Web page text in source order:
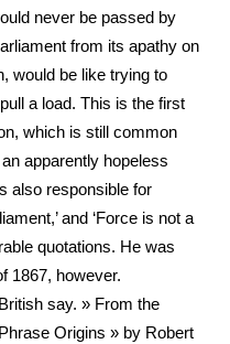
never be passed by
from its apathy on
would be like trying to
a load. This is the first
which is still common
apparently hopeless
also responsible for
and ‘Force is not a
quotations. He was
1867, however.
say. » From the
Origins » by Robert